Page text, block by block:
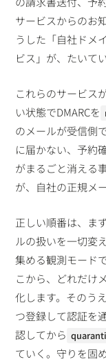
サービスからのお
うした「自社ドメ
ビス」が、たいて
これらのサービス
い状態でDMARCを
のメールが受信側
に届かない、予約
がまるごと消える
が、自社の正規メ
正しい順番は、ま
ルの扱いを一切変
集める観測モード
こから、どれだけ
化します。そのう
つ登録して認証を
認してから
ていく。守りを固